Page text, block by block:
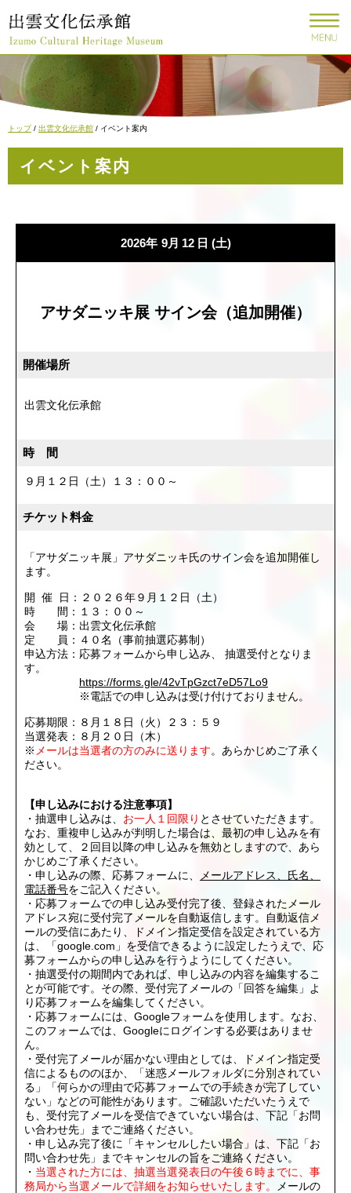
このページの本文へ
現
置：
トップ/ 出雲文化伝承館 / イベント案内
イベント案内
2026年 9月 12 日 (土)
アサダニッキ展 サイン会（追加開催）
開催場所
出雲文化伝承館
時 間
９月１２日（土）１３：００～
チケット料金
「アサダニッキ展」アサダニッキ氏のサイン会を追加開催し
ます。
開 催 日：２０２６年９月１２日（土）
時 間：１３：００～
会 場：出雲文化伝承館
定 員：４０名（事前抽選応募制）
申込方法：応募フォームから申し込み、 抽選受付となりま
す。
https://forms.gle/42vTpGzct7eD57Lo9
※電話での申し込みは受け付けておりません。
応募期限：８月１８日（火）２３：５９
当選発表：８月２０日（木）
※ メールは当選者の方のみに送ります。あらかじめご了承く
ださい。
【申し込みにおける注意事項】
・抽選申し込みは、 お一人１回限り とさせていただきます。
なお、重複申し込みが判明した場合は、最初の申し込みを有
効として、２回目以降の申し込みを無効としますので、あら
かじめご了承ください。
・申し込みの際、応募フォームに、
メールアドレス、氏名、
電話番号をご記入ください。
・応募フォームでの申し込み受付完了後、登録されたメール
アドレス宛に受付完了メールを自動返信します。自動返信メ
ールの受信にあたり、ドメイン指定受信を設定されている方
は、「google.com」を受信できるように設定したうえで、応
募フォームからの申し込みを行うようにしてください。
・抽選受付の期間内であれば、申し込みの内容を編集するこ
とが可能です。その際、受付完了メールの「回答を編集」よ
り応募フォームを編集してください。
・応募フォームには、Googleフォームを使用します。なお、
このフォームでは、Googleにログインする必要はありませ
ん。
・受付完了メールが届かない理由としては、ドメイン指定受
信によるもののほか、「迷惑メールフォルダに分別されてい
る」「何らかの理由で応募フォームでの手続きが完了してい
ない」などの可能性があります。ご確認いただいたうえで
も、受付完了メールを受信できていない場合は、下記「お問
い合わせ先」までご連絡ください。
・申し込み完了後に「キャンセルしたい場合」は、下記「お
問い合わせ先」までキャンセルの旨をご連絡ください。
・ 当選された方には、抽選当選発表日の午後６時までに、事
務局から当選メールで詳細をお知らせいたします。
メールの